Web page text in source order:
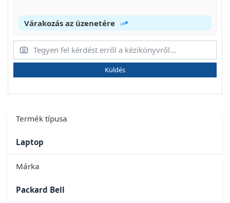
Várakozás az üzenetére
Küldés
Termék típusa
Laptop
Márka
Packard Bell